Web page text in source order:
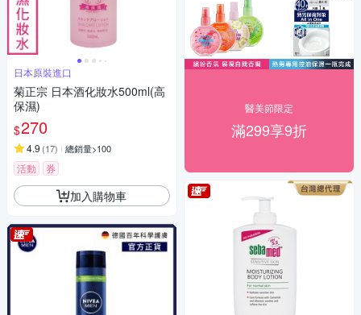
日本原裝進口
菊正宗 日本酒化妝水500ml(高
保濕)
$270
4.9 (17) 總銷量>100
活動 券
加入購物車
醫美節限定
滿299享9折